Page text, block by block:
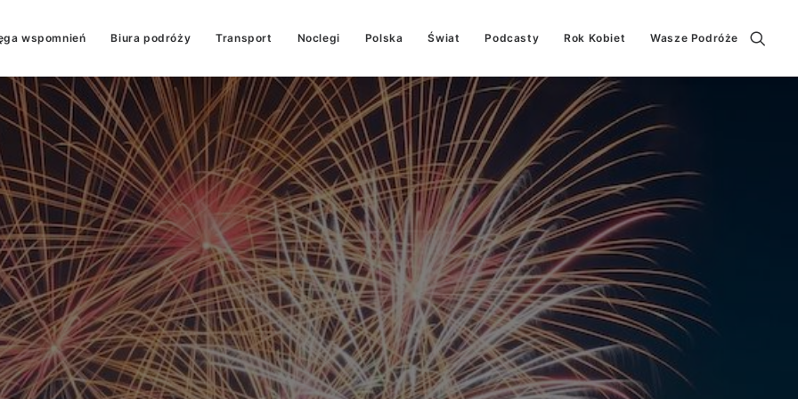
wspomnień Biura podróży Transport Noclegi Polska Świat Podcasty Rok Kobiet Wasze Podróże